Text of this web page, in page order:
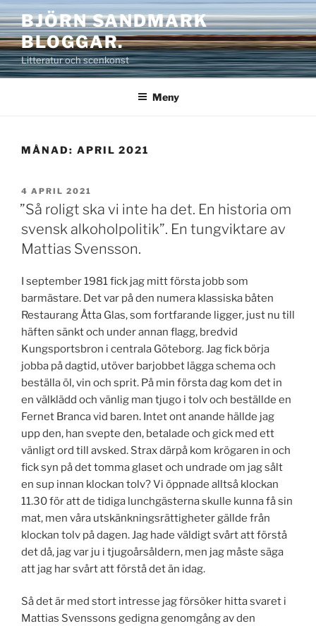
Hoppa
till
innehåll
BJÖRN SANDMARK
BLOGGAR.
Litteratur och scenkonst
Meny
MÅNAD: APRIL 2021
PUBLICERAT
4 APRIL 2021
”Så roligt ska vi inte ha det. En historia om
svensk alkoholpolitik”. En tungviktare av
Mattias Svensson.
I september 1981 fick jag mitt första jobb som
barmästare. Det var på den numera klassiska båten
Restaurang Åtta Glas, som fortfarande ligger, just nu till
häften sänkt och under annan flagg, bredvid
Kungsportsbron i centrala Göteborg. Jag fick börja
jobba på dagtid, utöver barjobbet lägga schema och
beställa öl, vin och sprit. På min första dag kom det in
en välklädd och vänlig man tjugo i tolv och beställde en
Fernet Branca vid baren. Intet ont anande hällde jag
upp den, han svepte den, betalade och gick med ett
vänligt ord till avsked. Strax därpå kom krögaren in och
fick syn på det tomma glaset och undrade om jag sålt
en sup innan klockan tolv? Vi öppnade alltså klockan
11.30 för att de tidiga lunchgästerna skulle kunna få sin
mat, men våra utskänkningsrättigheter gällde från
klockan tolv på dagen. Jag hade väldigt svårt att förstå
det då, jag var ju i tjugoårsåldern, men jag måste säga
att jag har svårt att förstå det än idag.
Så det är med stort intresse jag försöker hitta svaret i
Mattias Svenssons gedigna genomgång av den